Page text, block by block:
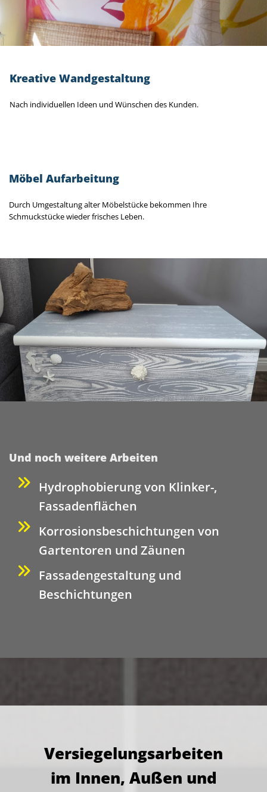
Kreative Wandgestaltung
Nach individuellen Ideen und Wünschen des Kunden.
Möbel Aufarbeitung
Durch Umgestaltung alter Möbelstücke bekommen Ihre
Schmuckstücke wieder frisches Leben.
Und noch weitere Arbeiten
Hydrophobierung von Klinker-,
Fassadenflächen
Korrosionsbeschichtungen von
Gartentoren und Zäunen
Fassadengestaltung und
Beschichtungen
Versiegelungsarbeiten
im Innen, Außen und